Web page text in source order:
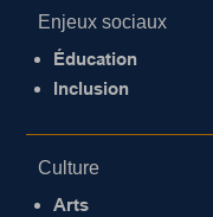
Enjeux sociaux
Éducation
Inclusion
Culture
Arts